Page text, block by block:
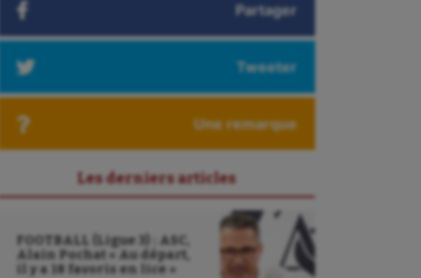
Partager
Tweeter
Une remarque
Les derniers articles
FOOTBALL (Ligue 3) : ASC,
Alain Pochat « Au départ,
il y a 18 favoris en lice »